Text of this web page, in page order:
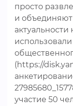
просто
и
(https://
участие 50